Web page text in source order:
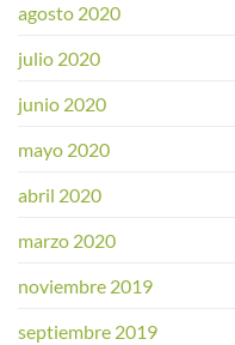
agosto 2020
julio 2020
junio 2020
mayo 2020
abril 2020
marzo 2020
noviembre 2019
septiembre 2019